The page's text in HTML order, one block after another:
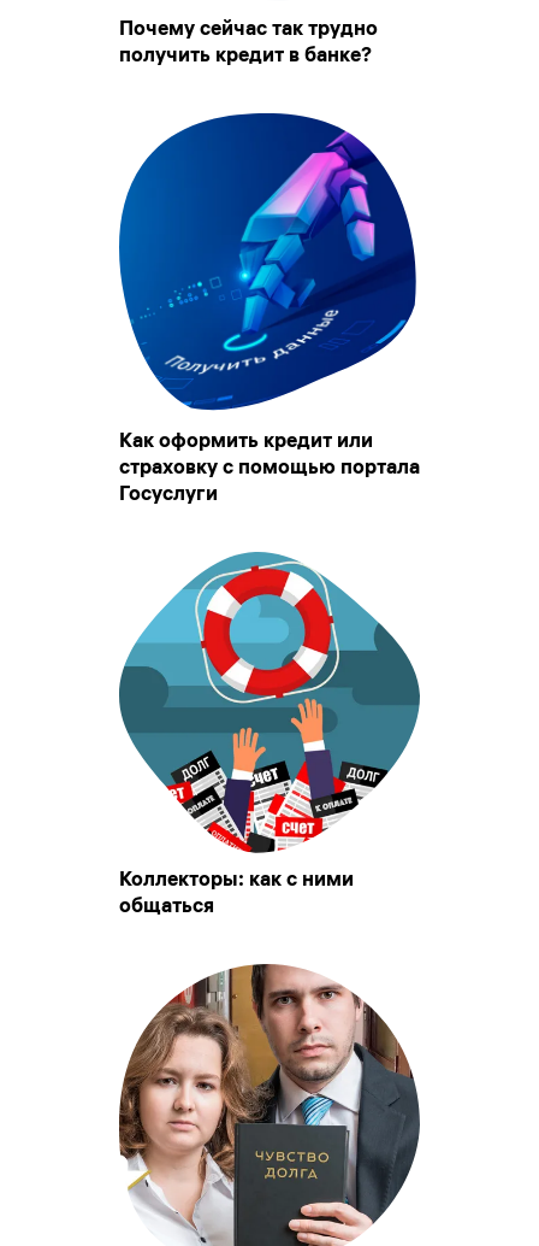
Почему сейчас так трудно
получить кредит в банке?
Как оформить кредит или
страховку с помощью портала
Госуслуги
Коллекторы: как с ними
общаться